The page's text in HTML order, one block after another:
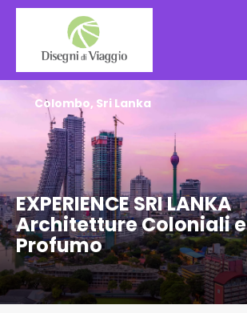
EXPERIENCE SRI LANKA
Architetture Coloniali e
Profumo
Colombo, Sri Lanka